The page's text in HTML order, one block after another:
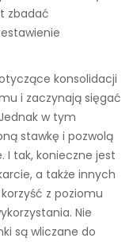
zbadać
konsolidacji
i zaczynają sięgać
w tym
stawkę i pozwolą
I tak, konieczne jest
a także innych
z poziomu
Nie
są wliczane do